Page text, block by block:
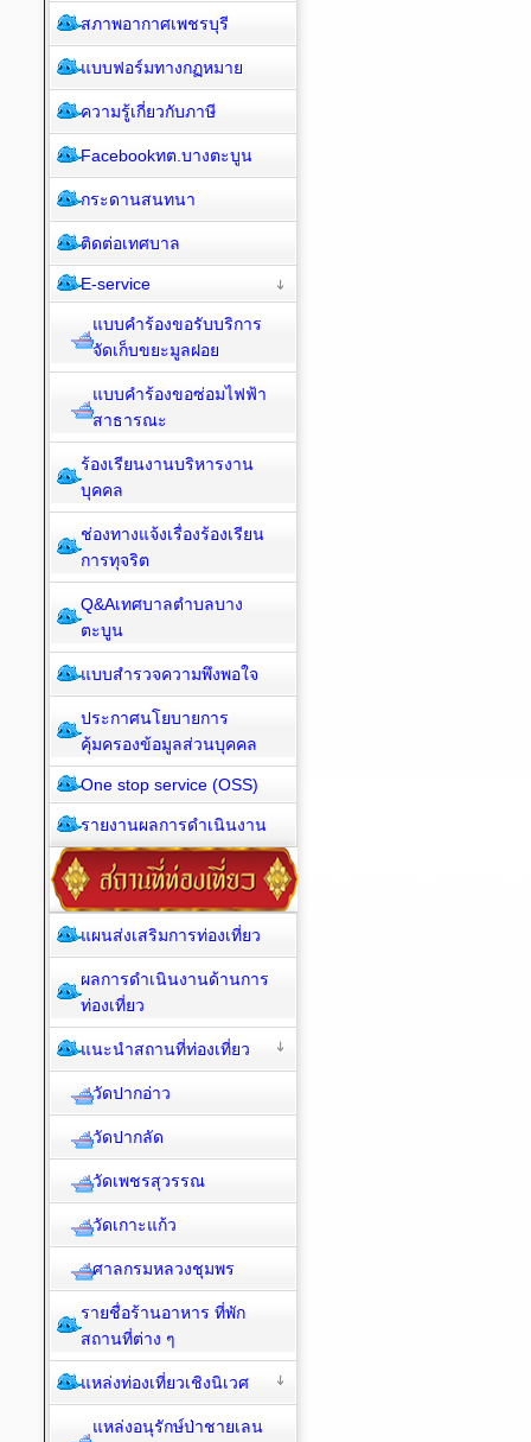
สภาพอากาศเพชรบุรี
แบบฟอร์มทางกฏหมาย
ความรู้เกี่ยวกับภาษี
Facebookทต.บางตะบูน
กระดานสนทนา
ติดต่อเทศบาล
E-service
แบบคำร้องขอรับบริการ
จัดเก็บขยะมูลฝอย
แบบคำร้องขอซ่อมไฟฟ้า
สาธารณะ
ร้องเรียนงานบริหารงาน
บุคคล
ช่องทางแจ้งเรื่องร้องเรียน
การทุจริต
Q&Aเทศบาลตำบลบาง
ตะบูน
แบบสำรวจความพึงพอใจ
ประกาศนโยบายการ
คุ้มครองข้อมูลส่วนบุคคล
One stop service (OSS)
รายงานผลการดำเนินงาน
แผนส่งเสริมการท่องเที่ยว
ผลการดำเนินงานด้านการ
ท่องเที่ยว
แนะนำสถานที่ท่องเที่ยว
วัดปากอ่าว
วัดปากลัด
วัดเพชรสุวรรณ
วัดเกาะแก้ว
ศาลกรมหลวงชุมพร
รายชื่อร้านอาหาร ที่พัก
สถานที่ต่าง ๆ
แหล่งท่องเที่ยวเชิงนิเวศ
แหล่งอนุรักษ์ป่าชายเลน